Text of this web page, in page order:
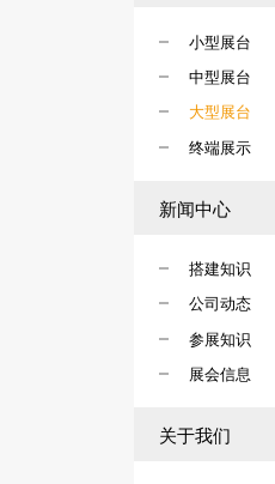
小型展台
中型展台
大型展台
终端展示
新闻中心
搭建知识
公司动态
参展知识
展会信息
关于我们